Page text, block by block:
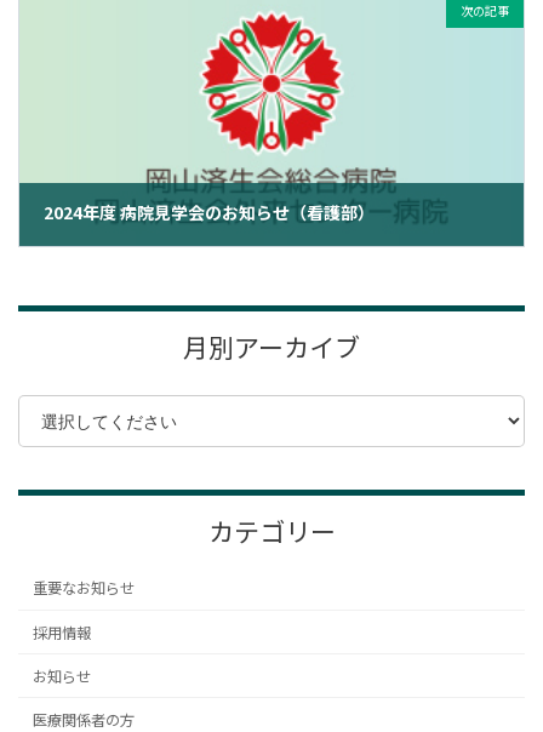
次の記事
2024年度 病院見学会のお知らせ（看護部）
2024年4月12日
月別アーカイブ
カテゴリー
重要なお知らせ
採用情報
お知らせ
医療関係者の方